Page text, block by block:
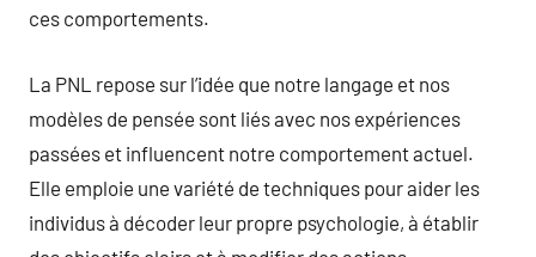
ces comportements.
La PNL repose sur l’idée que notre langage et nos
modèles de pensée sont liés avec nos expériences
passées et influencent notre comportement actuel.
Elle emploie une variété de techniques pour aider les
individus à décoder leur propre psychologie, à établir